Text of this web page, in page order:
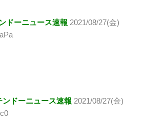
ドーニュース速報 2021/08/27(金)
ドーニュース速報 2021/08/27(金)